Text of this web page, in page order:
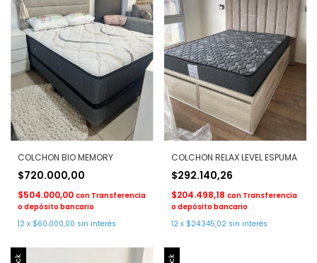
COLCHON BIO MEMORY
$720.000,00
$504.000,00 con Transferencia
o depósito bancario
12 x $60.000,00 sin interés
COLCHON RELAX LEVEL ESPUMA
$292.140,26
$204.498,18 con Transferencia
o depósito bancario
12 x $24.345,02 sin interés